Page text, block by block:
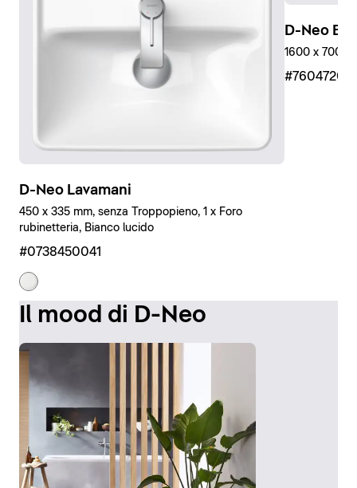
D-Neo Lavamani
450 x 335 mm, senza Troppopieno, 1 x Foro
rubinetteria, Bianco lucido
#0738450041
D-Neo
1600 x 700
Il mood di D-Neo